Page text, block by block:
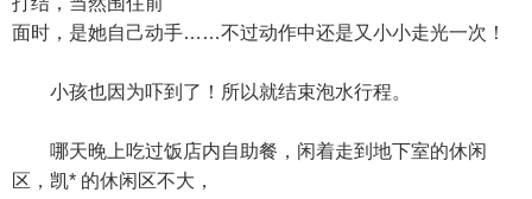
面时，是她自己动手……不过动作中还是又小小走光一次！
小孩也因为吓到了！所以就结束泡水行程。
哪天晚上吃过饭店内自助餐，闲着走到地下室的休闲
区，凯* 的休闲区不大，